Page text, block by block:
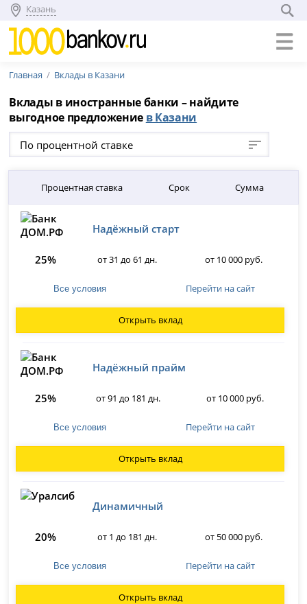
Казань
Главная Вклады в Казани
Вклады в иностранные банки – найдите
выгодное предложение в Казани
По процентной ставке
Процентная ставка Срок Сумма
Надёжный старт
25% от 31 до 61 дн. от 10 000 руб.
Все условия Перейти на сайт
Открыть вклад
Надёжный прайм
25% от 91 до 181 дн. от 10 000 руб.
Все условия Перейти на сайт
Открыть вклад
Динамичный
20% от 1 до 181 дн. от 50 000 руб.
Все условия Перейти на сайт
Открыть вклад